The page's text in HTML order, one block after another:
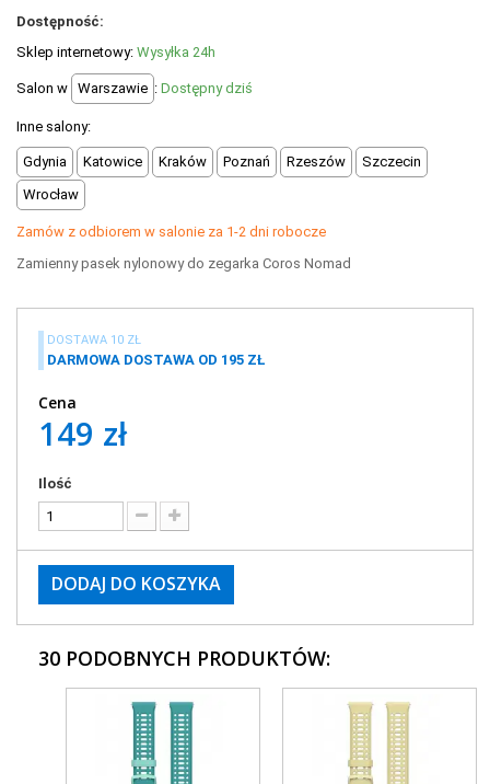
OUTLET
Dostępność:
Sklep internetowy: Wysyłka 24h
Salon w Warszawie : Dostępny dziś
Inne salony:
Gdynia Katowice Kraków Poznań Rzeszów
Szczecin
Wrocław
Zamów z odbiorem w salonie za 1-2 dni robocze
Zamienny pasek nylonowy do zegarka Coros Nomad
DOSTAWA 10 ZŁ
DARMOWA DOSTAWA OD 195 ZŁ
Cena
149 zł
Ilość
DODAJ DO KOSZYKA
30 PODOBNYCH PRODUKTÓW: